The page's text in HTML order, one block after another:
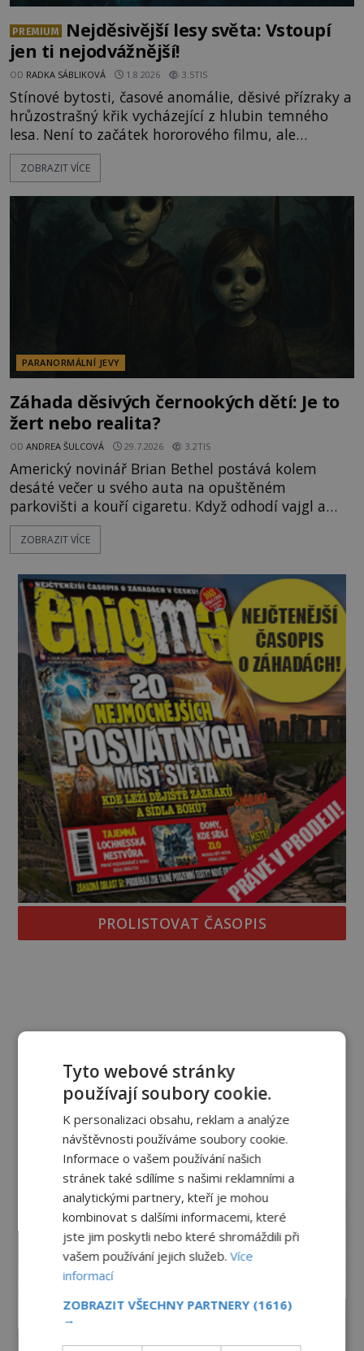
PREMIUM
Nejděsivější lesy světa: Vstoupí
jen ti nejodvážnější!
OD RADKA SÁBLIKOVÁ 1.8.2026 3.5TIS
Stínové bytosti, časové anomálie, děsivé přízraky a
hrůzostrašný křik vycházející z hlubin temného
lesa. Není to začátek hororového filmu, ale
události, které popisují návštěvníci lesů, které jsou
označovány jako nejděsivější na světě. Lidé bydlící
vyhýbají! Už jste o těchto lesích slyšeli? A odvážili
byste se je navštívit? [gallery ids="17
ZOBRAZIT VÍCE
PARANORMÁLNÍ JEVY
Záhada děsivých černookých dětí: Je to
žert nebo realita?
OD ANDREA ŠULCOVÁ 29.7.2026 3.2TIS
Americký novinář Brian Bethel postává kolem
desáté večer u svého auta na opuštěném
parkovišti a kouří cigaretu. Když odhodí vajgl a
chystá se nastoupit do auta, přijdou k němu dva
mladí chlapci, kterým může být okolo 14 let.
pouhých několik minut od tohoto parkoviště,“
zeptá se suverénně jeden z nich. P
ZOBRAZIT VÍCE
PROLISTOVAT ČASOPIS
reklama
Tyto webové stránky
používají soubory cookie.
K personalizaci obsahu, reklam a analýze
návštěvnosti používáme soubory cookie.
Informace o vašem používání našich
stránek také sdílíme s našimi reklamními a
analytickými partnery, kteří je mohou
kombinovat s dalšími informacemi, které
jste jim poskytli nebo které shromáždili při
vašem používání jejich služeb.Více
informací
ZOBRAZIT VŠECHNY PARTNERY (1616)
→